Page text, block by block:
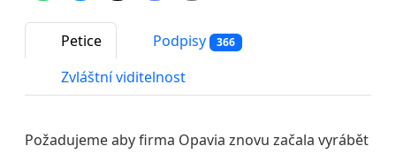
Petice Podpisy 366
Zvláštní viditelnost
Požadujeme aby firma Opavia znovu začala vyrábět